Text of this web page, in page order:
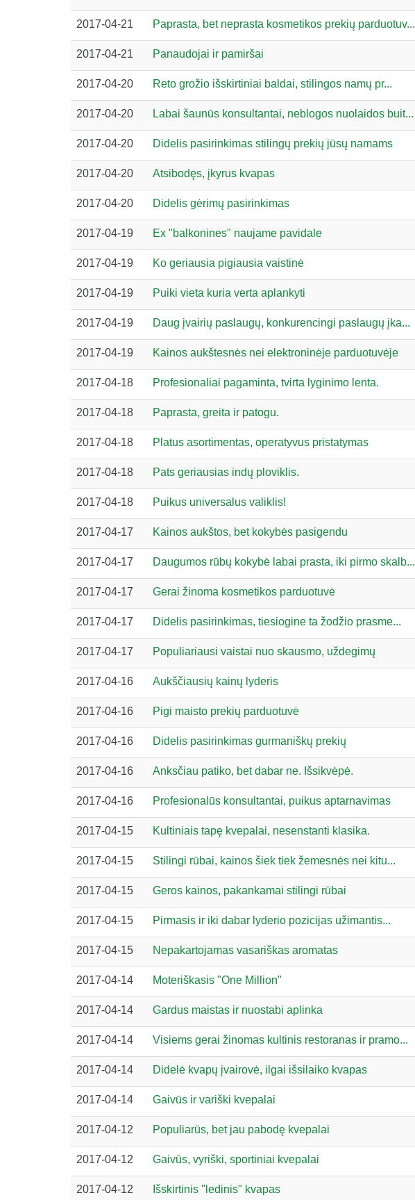
2017-04-21 Paprasta, bet neprasta kosmetikos prekių parduotuv...
2017-04-21 Panaudojai ir pamiršai
2017-04-20 Reto grožio išskirtiniai baldai, stilingos namų pr...
2017-04-20 Labai šaunūs konsultantai, neblogos nuolaidos buit...
2017-04-20 Didelis pasirinkimas stilingų prekių jūsų namams
2017-04-20 Atsibodęs, įkyrus kvapas
2017-04-20 Didelis gėrimų pasirinkimas
2017-04-19 Ex "balkonines" naujame pavidale
2017-04-19 Ko geriausia pigiausia vaistinė
2017-04-19 Puiki vieta kuria verta aplankyti
2017-04-19 Daug įvairių paslaugų, konkurencingi paslaugų įka...
2017-04-19 Kainos aukštesnės nei elektroninėje parduotuvėje
2017-04-18 Profesionaliai pagaminta, tvirta lyginimo lenta.
2017-04-18 Paprasta, greita ir patogu.
2017-04-18 Platus asortimentas, operatyvus pristatymas
2017-04-18 Pats geriausias indų ploviklis.
2017-04-18 Puikus universalus valiklis!
2017-04-17 Kainos aukštos, bet kokybės pasigendu
2017-04-17 Daugumos rūbų kokybė labai prasta, iki pirmo skalb...
2017-04-17 Gerai žinoma kosmetikos parduotuvė
2017-04-17 Didelis pasirinkimas, tiesiogine ta žodžio prasme...
2017-04-17 Populiariausi vaistai nuo skausmo, uždegimų
2017-04-16 Aukščiausių kainų lyderis
2017-04-16 Pigi maisto prekių parduotuvė
2017-04-16 Didelis pasirinkimas gurmaniškų prekių
2017-04-16 Anksčiau patiko, bet dabar ne. Išsikvėpė.
2017-04-16 Profesionalūs konsultantai, puikus aptarnavimas
2017-04-15 Kultiniais tapę kvepalai, nesenstanti klasika.
2017-04-15 Stilingi rūbai, kainos šiek tiek žemesnės nei kitu...
2017-04-15 Geros kainos, pakankamai stilingi rūbai
2017-04-15 Pirmasis ir iki dabar lyderio pozicijas užimantis...
2017-04-15 Nepakartojamas vasariškas aromatas
2017-04-14 Moteriškasis "One Million"
2017-04-14 Gardus maistas ir nuostabi aplinka
2017-04-14 Visiems gerai žinomas kultinis restoranas ir pramo...
2017-04-14 Didelė kvapų įvairovė, ilgai išsilaiko kvapas
2017-04-14 Gaivūs ir variški kvepalai
2017-04-12 Populiarūs, bet jau pabodę kvepalai
2017-04-12 Gaivūs, vyriški, sportiniai kvepalai
2017-04-12 Išskirtinis "ledinis" kvapas